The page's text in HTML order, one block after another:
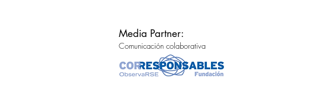
Media Partner:
Comunicación colaborativa